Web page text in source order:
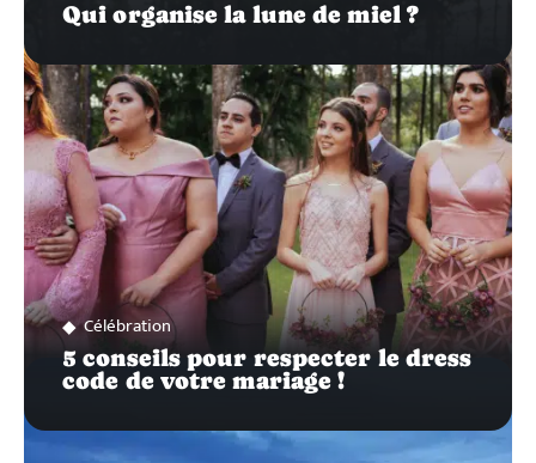
Qui organise la lune de miel ?
Célébration
5 conseils pour respecter le dress
code de votre mariage !